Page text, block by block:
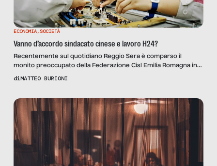
ECONOMIA, SOCIETÀ
Vanno d’accordo sindacato cinese e lavoro H24?
Recentemente sul quotidiano Reggio Sera è comparso il
monito preoccupato della Federazione Cisl Emilia Romagna in
merito alla difficoltà di diffondere una cultura legata ai diritti del
parlano da soli: circa 50.000 imprenditori nati in Cina ma attivi in
[…]
diMATTEO BURIONI